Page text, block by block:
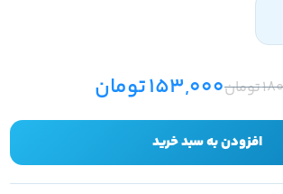
تومان153,000تومان
افزودن به سبد خرید